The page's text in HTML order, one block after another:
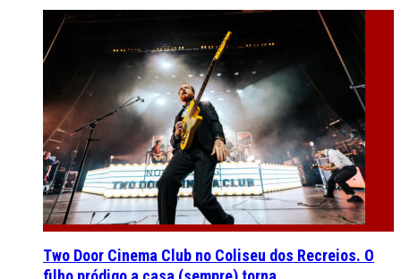
Two Door Cinema Club no Coliseu dos Recreios. O